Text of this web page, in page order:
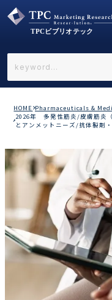
←戻る
業界で選ぶ
カテゴリで選ぶ
HOME Pharmaceuticals &
2026年 多発性筋炎/皮膚筋炎
とアンメットニーズ/抗体製剤